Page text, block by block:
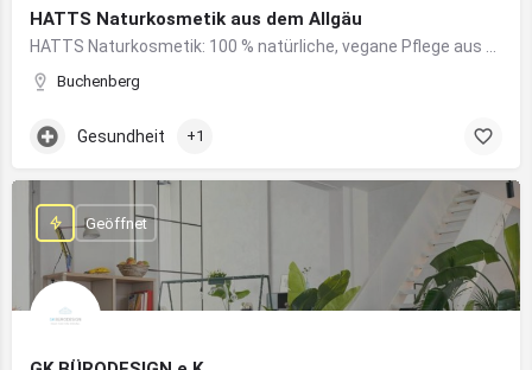
HATTS Naturkosmetik aus dem Allgäu
Buchenberg
Gesundheit +1
Geöffnet